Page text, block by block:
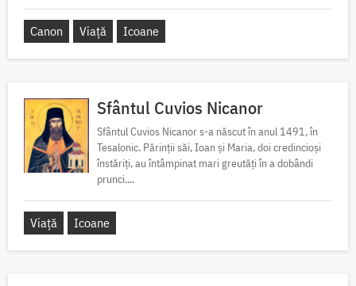
Canon Viață Icoane
Sfântul Cuvios Nicanor
Sfântul Cuvios Nicanor s-a născut în anul 1491, în
Tesalonic. Părinții săi, Ioan și Maria, doi credincioși
înstăriți, au întâmpinat mari greutăți în a dobândi
prunci....
Viață Icoane